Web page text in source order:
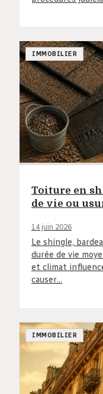
IMMOBILIER
Toiture en
de vie ou
14 juin 2026
Le shingle,
durée de vie
et climat
causer…
IMMOBILIER